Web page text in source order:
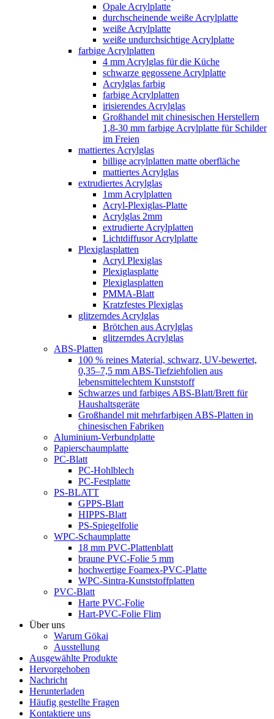
Opale Acrylplatte
durchscheinende weiße Acrylplatte
weiße Acrylplatte
weiße undurchsichtige Acrylplatte
farbige Acrylplatten
4 mm Acrylglas für die Küche
schwarze gegossene Acrylplatte
Acrylglas farbig
farbige Acrylplatten
irisierendes Acrylglas
Großhandel mit chinesischen Herstellern
1,8-30 mm farbige Acrylplatte für Schilder
im Freien
mattiertes Acrylglas
billige acrylplatten matte oberfläche
mattiertes Acrylglas
extrudiertes Acrylglas
1mm Acrylplatten
Acryl-Plexiglas-Platte
Acrylglas 2mm
extrudierte Acrylplatten
Lichtdiffusor Acrylplatte
Plexiglasplatten
Acryl Plexiglas
Plexiglasplatte
Plexiglasplatten
PMMA-Blatt
Kratzfestes Plexiglas
glitzerndes Acrylglas
Brötchen aus Acrylglas
glitzerndes Acrylglas
ABS-Platten
100 % reines Material, schwarz, UV-bewertet,
0,35–7,5 mm ABS-Tiefziehfolien aus
lebensmittelechtem Kunststoff
Schwarzes und farbiges ABS-Blatt/Brett für
Haushaltsgeräte
Großhandel mit mehrfarbigen ABS-Platten in
chinesischen Fabriken
Aluminium-Verbundplatte
Papierschaumplatte
PC-Blatt
PC-Hohlblech
PC-Festplatte
PS-BLATT
GPPS-Blatt
HIPPS-Blatt
PS-Spiegelfolie
WPC-Schaumplatte
18 mm PVC-Plattenblatt
braune PVC-Folie 5 mm
hochwertige Foamex-PVC-Platte
WPC-Sintra-Kunststoffplatten
PVC-Blatt
Harte PVC-Folie
Hart-PVC-Folie Flim
Über uns
Warum Gökai
Ausstellung
Ausgewählte Produkte
Hervorgehoben
Nachricht
Herunterladen
Häufig gestellte Fragen
Kontaktiere uns